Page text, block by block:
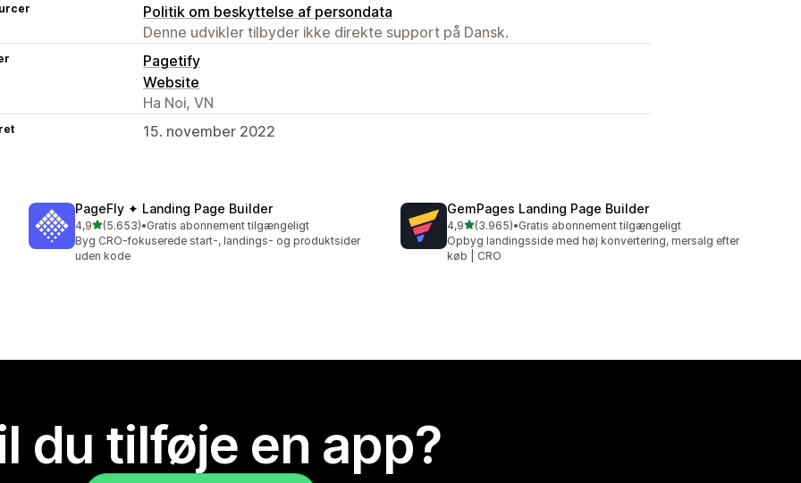
Politik om beskyttelse af persondata
Denne udvikler tilbyder ikke direkte support på Dansk.
Pagetify
Website
Ha Noi, VN
15. november 2022
PageFly ✦ Landing Page Builder
4,9ud af 5 stjerner
(5.653)
5653 anmeldelser i alt
•Gratis abonnement tilgængeligt
Byg CRO-fokuserede start-, landings- og produktsider
uden kode
GemPages Landing Page Builder
4,9ud af 5 stjerner
(3.965)
3965 anmeldelser i alt
•Gratis abonnement tilgængeligt
Opbyg landingsside med høj konvertering, mersalg efter
køb | CRO
du tilføje en app?